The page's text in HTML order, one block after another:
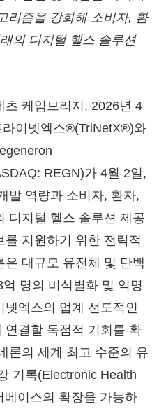
리즘을 강화해 소비자, 환
의 디지털 헬스 솔루션
케임브리지 , 2026년 4
이넷엑스®(TriNetX®)와
REGN)가 4월 2일,
발 역량과 소비자, 환자,
디지털 헬스 솔루션 제공
지원하기 위한 전략적
대규모 유전체 및 단백
명의 비식별화 및 익명
엑스의 업계 선도적인
연결할 독점적 기회를 확
론의 세계 최고 수준의 유
기록(Electronic Health
이스의 확장을 가능하